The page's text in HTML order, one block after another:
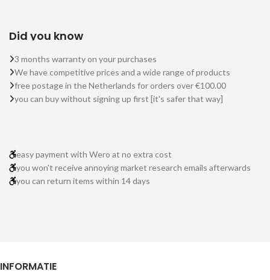
Did you know
3 months warranty on your purchases
We have competitive prices and a wide range of products
free postage in the Netherlands for orders over €100.00
you can buy without signing up first [it's safer that way]
easy payment with Wero at no extra cost
you won't receive annoying market research emails afterwards
you can return items within 14 days
INFORMATIE